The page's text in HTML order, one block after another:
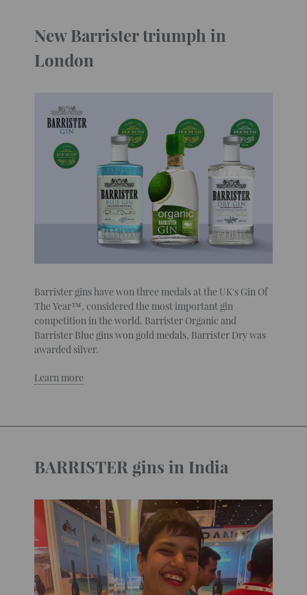
New Barrister triumph in
London
Barrister gins have won three medals at the UK's Gin Of
The Year™, considered the most important gin
competition in the world. Barrister Organic and
Barrister Blue gins won gold medals, Barrister Dry was
awarded silver.
Learn more
BARRISTER gins in India